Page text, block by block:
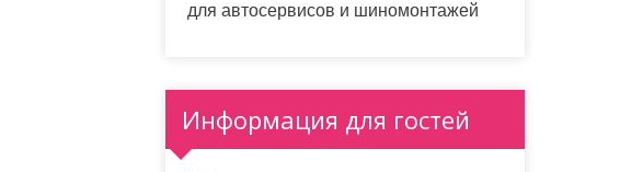
для автосервисов и шиномонтажей
Информация для гостей